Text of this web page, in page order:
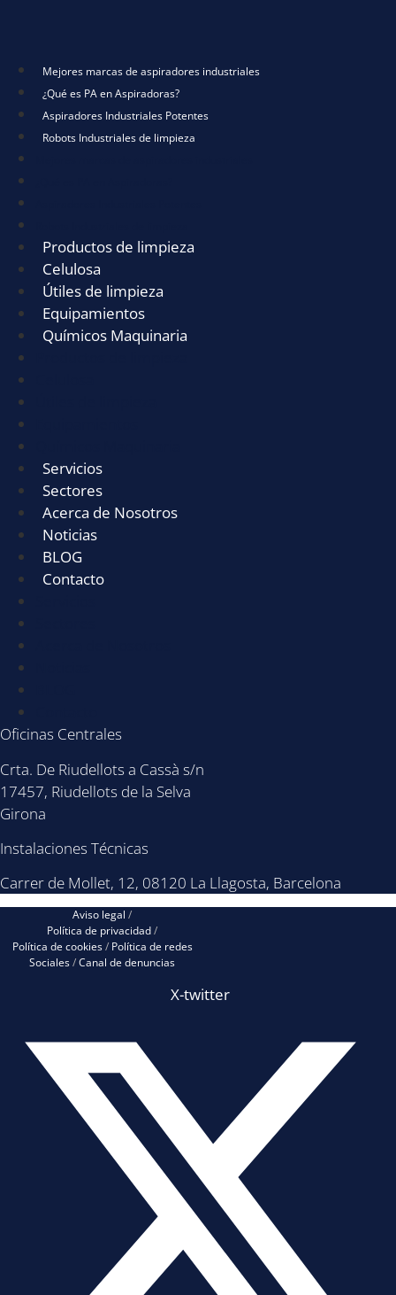
Mejores marcas de aspiradores industriales
¿Qué es PA en Aspiradoras?
Aspiradores Industriales Potentes
Robots Industriales de limpieza
Productos de limpieza
Celulosa
Útiles de limpieza
Equipamientos
Químicos Maquinaria
Servicios
Sectores
Acerca de Nosotros
Noticias
BLOG
Contacto
Oficinas Centrales
Crta. De Riudellots a Cassà s/n
17457, Riudellots de la Selva
Girona
Instalaciones Técnicas
Carrer de Mollet, 12, 08120 La Llagosta, Barcelona
Aviso legal /
Política de privacidad/
Política de cookies/Política de redes
Sociales/Canal de denuncias
X-twitter